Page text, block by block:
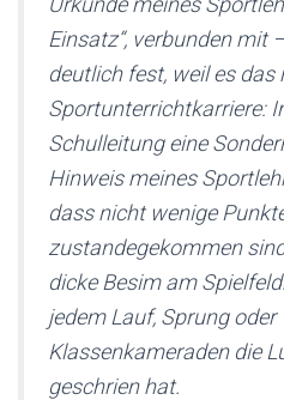
Einsatz“, verbunden mit
deutlich fest, weil es
Sportunterrichtkarriere:
Schulleitung eine
Hinweis meines
dass nicht wenige
zustandegekommen
dicke Besim am
jedem Lauf, Sprung oder
Klassenkameraden die
geschrien hat.